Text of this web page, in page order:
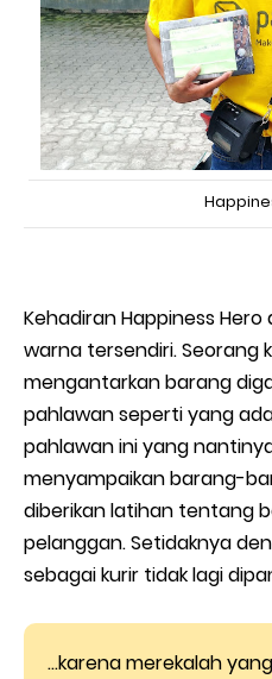
Kehadiran Happiness
warna tersendiri. Seorang
mengantarkan barang
pahlawan seperti yang
pahlawan ini yang
menyampaikan barang-
diberikan latihan tentang
pelanggan. Setidaknya
sebagai kurir tidak lagi
...karena merekalah